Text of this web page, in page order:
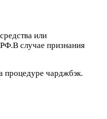
или
случае признания
процедуре чарджбэк.